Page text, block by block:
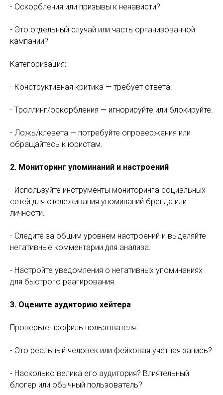
- Оскорбления или призывы к ненависти?
- Это отдельный случай или часть организованной
кампании?
Категоризация:
- Конструктивная критика — требует ответа.
- Троллинг/оскорбления — игнорируйте или блокируйте.
- Ложь/клевета — потребуйте опровержения или
обращайтесь к юристам.
2. Мониторинг упоминаний и настроений
- Используйте инструменты мониторинга социальных
сетей для отслеживания упоминаний бренда или
личности.
- Следите за общим уровнем настроений и выделяйте
негативные комментарии для анализа.
- Настройте уведомления о негативных упоминаниях
для быстрого реагирования.
3. Оцените аудиторию хейтера
Проверьте профиль пользователя:
- Это реальный человек или фейковая учетная запись?
- Насколько велика его аудитория? Влиятельный
блогер или обычный пользователь?